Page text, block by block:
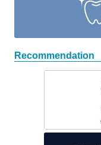
Recommendation